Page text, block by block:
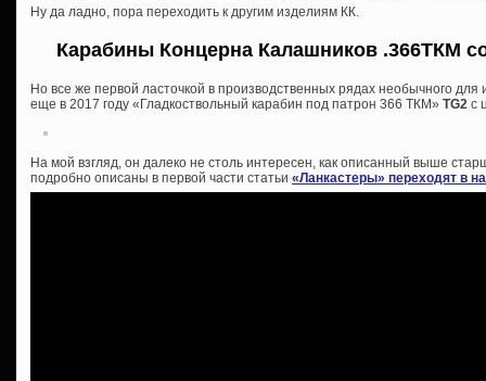
Ну да ладно, пора переходить к другим изделиям КК.
Карабины Концерна Калашников .366ТКМ
Но все же первой ласточкой в производственных рядах необычного
еще в 2017 году «Гладкоствольный карабин под патрон 366 ТКМ» TG2 с
На мой взгляд, он далеко не столь интересен, как описанный выше
подробно описаны в первой части статьи «Ланкастеры» переходят в